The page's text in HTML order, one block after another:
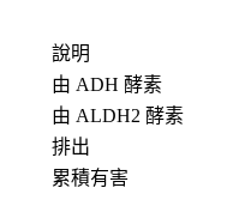
說明
由 ADH 酵素
由 ALDH2 酵素
排出
累積有害